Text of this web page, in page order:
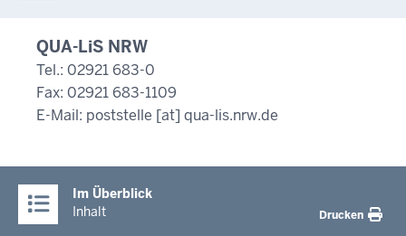
QUA-LiS NRW
Tel.: 02921 683-0
Fax: 02921 683-1109
E-Mail: poststelle [at] qua-lis.nrw.de
Im Überblick
Inhalt
Drucken